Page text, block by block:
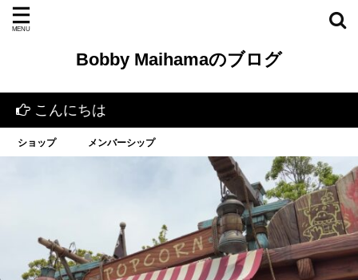
Bobby Maihamaのブログ
んにちは
ショップ メンバーシップ